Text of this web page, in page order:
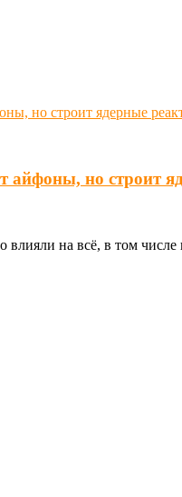
айфоны, но строит
на всё, в том